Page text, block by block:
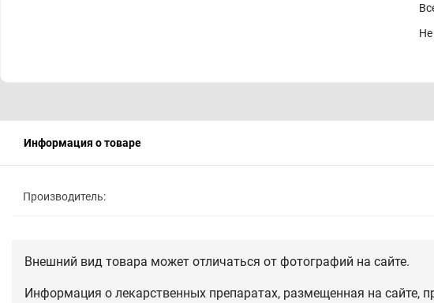
Информация о товаре
Производитель:
Внешний вид товара может отличаться от фотографий на сайте.
Информация о лекарственных препаратах, размещенная на сайте,